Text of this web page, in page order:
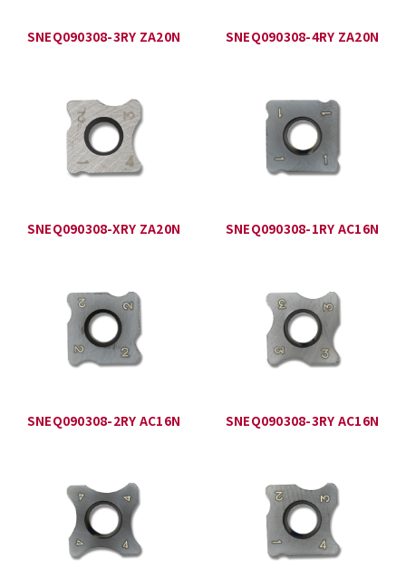
SNEQ090308-3RY ZA20N SNEQ090308-4RY ZA20N
SNEQ090308-XRY ZA20N SNEQ090308-1RY AC16N
SNEQ090308-2RY AC16N SNEQ090308-3RY AC16N